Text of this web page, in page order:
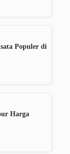
Populer di
Harga